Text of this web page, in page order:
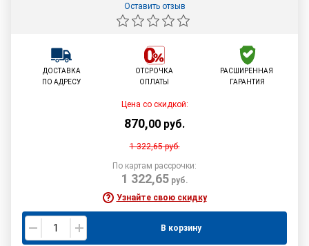
Оставить отзыв
ДОСТАВКА
ПО АДРЕСУ
ОТСРОЧКА
ОПЛАТЫ
РАСШИРЕННАЯ
ГАРАНТИЯ
Цена со скидкой:
870,00 руб.
1 322,65руб.
По картам рассрочки:
1 322,65руб.
Узнайте свою скидку
В корзину